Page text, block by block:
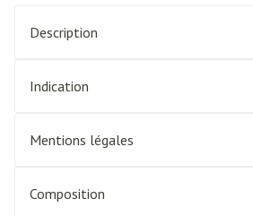
Description
Indication
Mentions légales
Composition